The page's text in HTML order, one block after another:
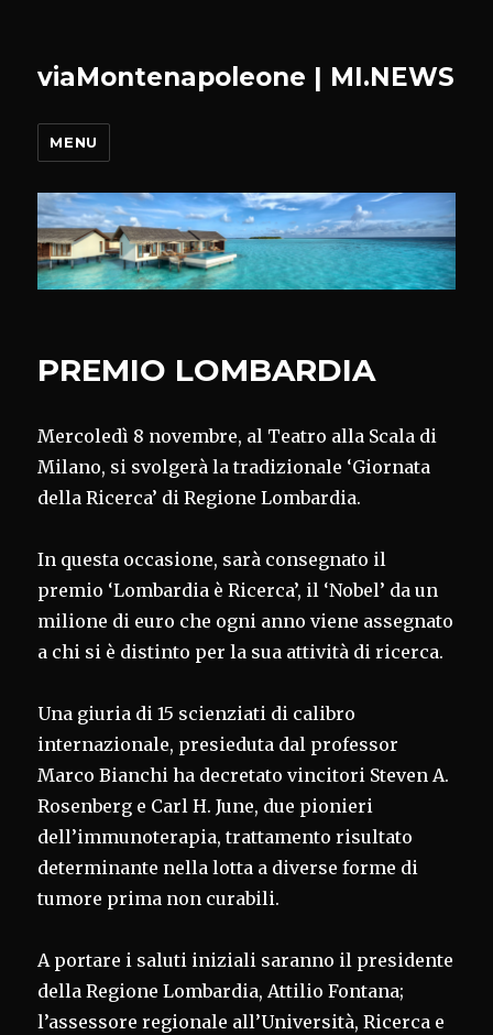
viaMontenapoleone | MI.NEWS
MENU
PREMIO LOMBARDIA
Mercoledì 8 novembre, al Teatro alla Scala di
Milano, si svolgerà la tradizionale ‘Giornata
della Ricerca’ di Regione Lombardia.
In questa occasione, sarà consegnato il
premio ‘Lombardia è Ricerca’, il ‘Nobel’ da un
milione di euro che ogni anno viene assegnato
a chi si è distinto per la sua attività di ricerca.
Una giuria di 15 scienziati di calibro
internazionale, presieduta dal professor
Marco Bianchi ha decretato vincitori Steven A.
Rosenberg e Carl H. June, due pionieri
dell’immunoterapia, trattamento risultato
determinante nella lotta a diverse forme di
tumore prima non curabili.
A portare i saluti iniziali saranno il presidente
della Regione Lombardia, Attilio Fontana;
l’assessore regionale all’Università, Ricerca e